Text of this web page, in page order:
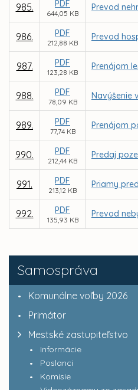
Samospráva
Komunálne voľby 2026
Primátor
Mestské zastupiteľstvo
Informácie
Poslanci
Komisie
985. PDF
644,05 KB
Prevod
986. PDF
212,88 KB
Prevod
987. PDF
123,28 KB
Prenájom
988. PDF
78,09 KB
Navýšenie
989. PDF
77,74 KB
Prenájom
990. PDF
212,44 KB
Predaj
991. PDF
213,12 KB
Priamy
992. PDF
135,93 KB
Prevod